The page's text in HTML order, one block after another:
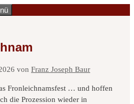
von Franz Joseph Baur
Fronleichnamsfest … und hoffen
die Prozession wieder in